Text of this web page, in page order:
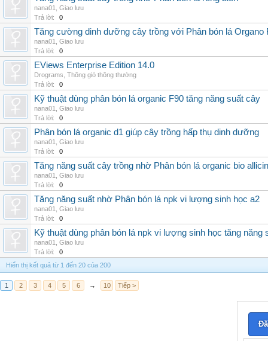
nana01
Giao lưu
Trả lời:
0
Tăng cường dinh dưỡng cây trồng với Phân bón lá Organo
nana01
Giao lưu
Trả lời:
0
EViews Enterprise Edition 14.0
Drograms Thông gió thông thường
Trả lời:
0
Kỹ thuật dùng phân bón lá organic F90 tăng năng suất cây
nana01
Giao lưu
Trả lời:
0
Phân bón lá organic d1 giúp cây trồng hấp thụ dinh dưỡng
nana01
Giao lưu
Trả lời:
0
Tăng năng suất cây trồng nhờ Phân bón lá organic bio allicin
nana01
Giao lưu
Trả lời:
0
Tăng năng suất nhờ Phân bón lá npk vi lượng sinh học a2
nana01
Giao lưu
Trả lời:
0
Kỹ thuật dùng phân bón lá npk vi lượng sinh học tăng năng
nana01
Giao lưu
Trả lời:
0
Hiển thị kết quả từ 1 đến 20 của 200
1 2 3 4 5 6 → 10 Tiếp >